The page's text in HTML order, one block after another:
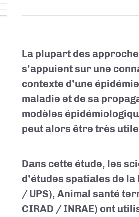
La plupart des
s’appuient sur une
contexte d’une
maladie et de sa
modèles
peut alors être très
Dans cette étude, les
d’études spatiales de la
/ UPS), Animal santé
CIRAD / INRAE) ont